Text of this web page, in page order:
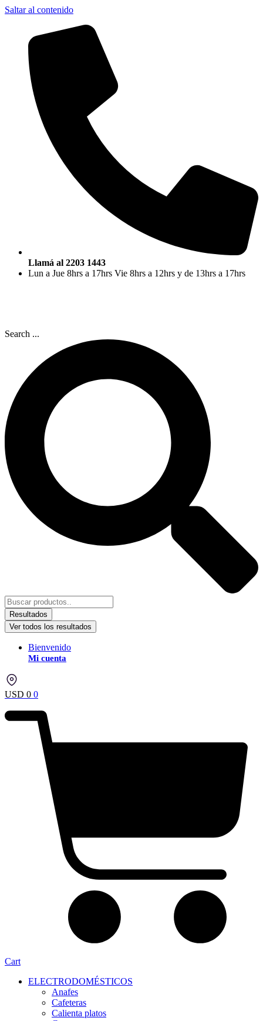
Saltar al contenido
Llamá al 2203 1443
Lun a Jue 8hrs a 17hrs Vie 8hrs a 12hrs y de 13hrs a 17hrs
Search ...
Resultados
Ver todos los resultados
Bienvenido
Mi cuenta
USD 0 0
Cart
ELECTRODOMÉSTICOS
Anafes
Cafeteras
Calienta platos